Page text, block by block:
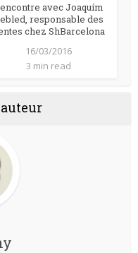
avec Joaquím
responsable des
chez ShBarcelona
16/03/2016
3 min read